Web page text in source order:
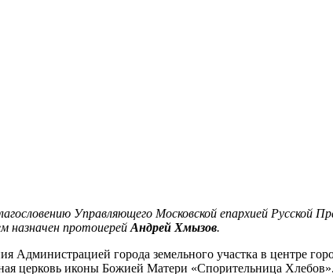
Управляющего Московской епархией Русской
назначен протоиерей Андрей Хмызов.
Администрацией города земельного участка в центре
церковь иконы Божией Матери «Спорительница